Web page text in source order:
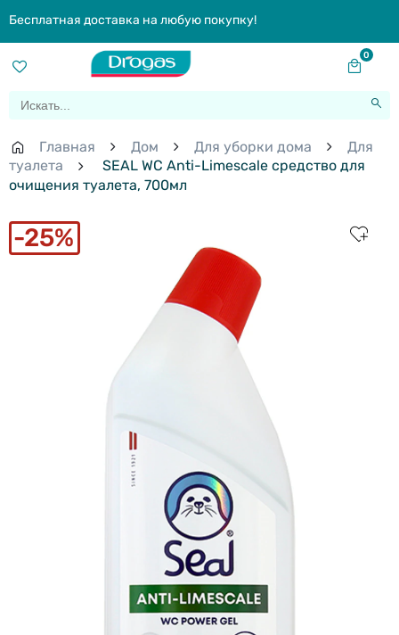
Бесплатная доставка на любую покупку!
0
Главная Дом Для уборки дома
Для
туалета
SEAL WC Anti-Limescale средство для
очищения туалета, 700мл
25%